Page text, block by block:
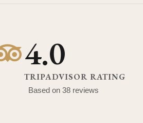
4.0
TRIPADVISOR RATING
Based on 38 reviews